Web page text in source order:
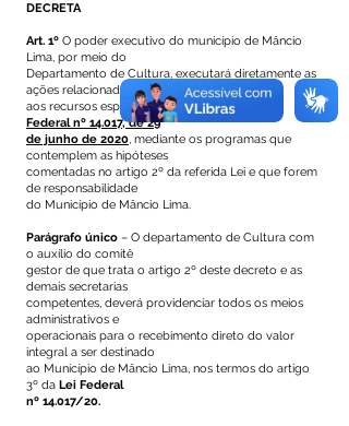
DECRETA
Art. 1º O poder executivo do município de Mâncio
Lima, por meio do
Departamento de Cultura, executará diretamente as
ações relacionadas
aos recursos especificadas no artigo 1º da
Federal nº 14.017, de 29
de junho de 2020, mediante os programas que
contemplem as hipóteses
comentadas no artigo 2º da referida Lei e que forem
de responsabilidade
do Município de Mâncio Lima.
Parágrafo único – O departamento de Cultura com
o auxílio do comitê
gestor de que trata o artigo 2º deste decreto e as
demais secretarias
competentes, deverá providenciar todos os meios
administrativos e
operacionais para o recebimento direto do valor
integral a ser destinado
ao Município de Mâncio Lima, nos termos do artigo
3º da Lei Federal
nº 14.017/20.